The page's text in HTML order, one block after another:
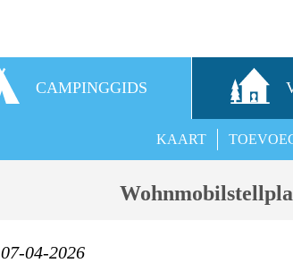
CAMPINGGIDS
KAART
07-04-2026